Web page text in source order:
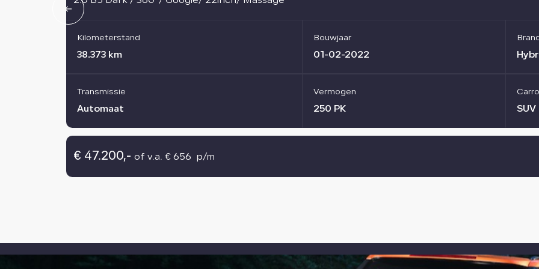
Kilometerstand
38.373 km
Bouwjaar
01-02-2022
Transmissie
Automaat
Vermogen
250 PK SUV
€ 47.200,- of v.a. € 656 p/m